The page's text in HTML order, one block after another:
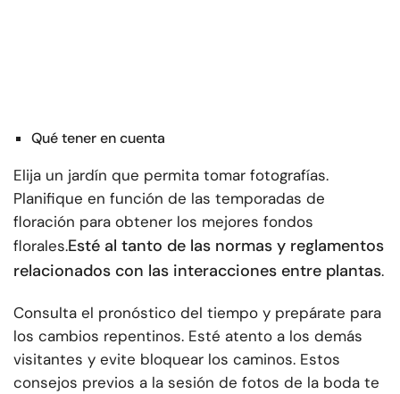
Qué tener en cuenta
Elija un jardín que permita tomar fotografías.
Planifique en función de las temporadas de
floración para obtener los mejores fondos
florales.Esté al tanto de las normas y reglamentos
relacionados con las interacciones entre plantas.
Consulta el pronóstico del tiempo y prepárate para
los cambios repentinos. Esté atento a los demás
visitantes y evite bloquear los caminos. Estos
consejos previos a la sesión de fotos de la boda te